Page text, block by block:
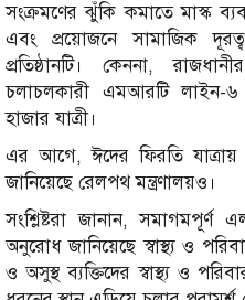
সংক্রমণের ঝুঁকি কমাতে মাস্ক
এবং প্রয়োজনে সামাজিক
প্রতিষ্ঠানটি। কেননা,
চলাচলকারী এমআরটি লাইন-৬
হাজার যাত্রী।
এর আগে, ঈদের ফিরতি
জানিয়েছে রেলপথ মন্ত্রণালয়ও।
সংশ্লিষ্টরা জানান,
অনুরোধ জানিয়েছে স্বাস্থ্য ও
ও অসুস্থ ব্যক্তিদের স্বাস্থ্য ও